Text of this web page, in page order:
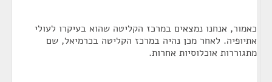
כאמור, אנחנו נמצאים במרכז הקליטה שהוא בעיקרו לעולי
אתיופיה. לאחר מכן נהיה במרכז הקליטה בכרמיאל, שם
מתגוררות אוכלוסיות אחרות.